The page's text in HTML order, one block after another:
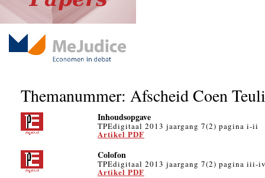
Themanummer: Afscheid Coen
Inhoudsopgave
TPEdigitaal 2013 jaargang 7(2) pagina i-ii
Artikel PDF
Colofon
TPEdigitaal 2013 jaargang 7(2) pagina iii-
Artikel PDF